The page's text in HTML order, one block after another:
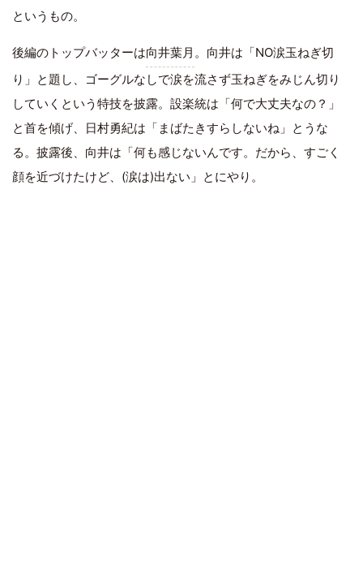
というもの。
後編のトップバッターは向井葉月 。向井は「NO涙玉ねぎ切
り」と題し、ゴーグルなしで涙を流さず玉ねぎをみじん切り
していくという特技を披露。設楽統は「何で大丈夫なの？」
と首を傾げ、日村勇紀は「まばたきすらしないね」とうな
る。披露後、向井は「何も感じないんです。だから、すごく
顔を近づけたけど、(涙は)出ない」とにやり。